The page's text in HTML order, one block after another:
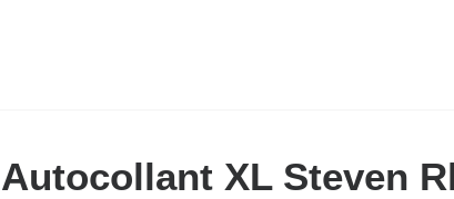
Autocollant XL Steven